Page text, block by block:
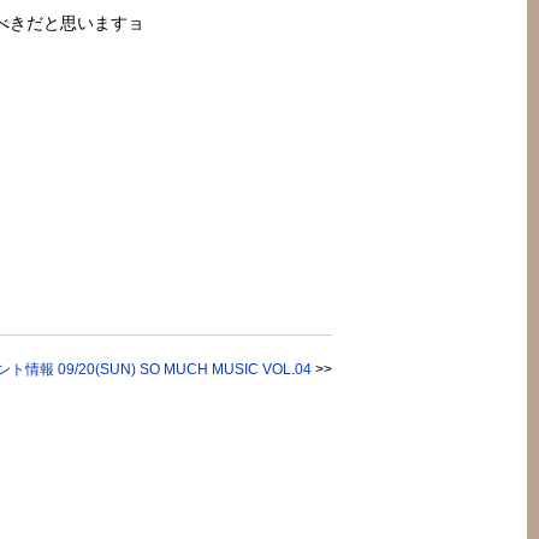
きだと思いますョ
ト情報 09/20(SUN) SO MUCH MUSIC VOL.04 >>